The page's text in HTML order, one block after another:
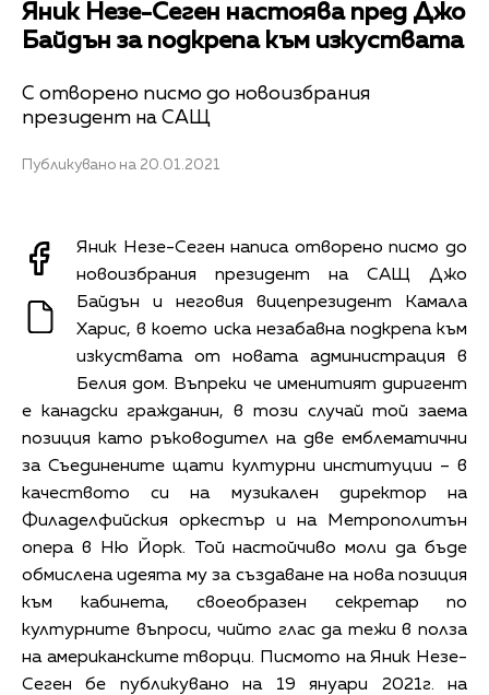
Яник Незе-Сеген настоява пред Джо
Байдън за подкрепа към изкуствата
С отворено писмо до новоизбрания
президент на САЩ
Публикувано на 20.01.2021
Яник Незе-Сеген написа отворено писмо до
новоизбрания президент на САЩ Джо
Байдън и неговия вицепрезидент Камала
Харис, в което иска незабавна подкрепа към
изкуствата от новата администрация в
Белия дом. Въпреки че именитият диригент
е канадски гражданин, в този случай той заема
позиция като ръководител на две емблематични
за Съединените щати културни институции – в
качеството си на музикален директор на
Филаделфийския оркестър и на Метрополитън
опера в Ню Йорк. Той настойчиво моли да бъде
обмислена идеята му за създаване на нова позиция
към кабинета, своеобразен секретар по
културните въпроси, чийто глас да тежи в полза
на американските творци. Писмото на Яник Незе-
Сеген бе публикувано на 19 януари 2021г. на